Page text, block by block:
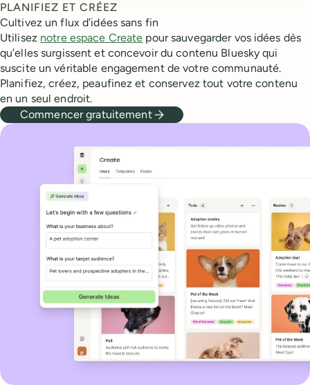
PLANIFIEZ ET CRÉEZ
Cultivez un flux d’idées sans fin
Utilisez notre espace Create pour sauvegarder vos idées dès
qu’elles surgissent et concevoir du contenu Bluesky qui
suscite un véritable engagement de votre communauté.
Planifiez, créez, peaufinez et conservez tout votre contenu
en un seul endroit.
Commencer gratuitement